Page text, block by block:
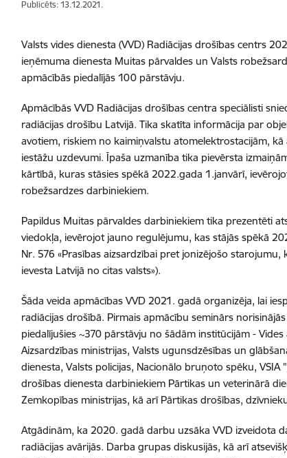
Publicēts: 13.12.2021.
Valsts vides dienesta (VVD) Radiācijas drošības centrs
ieņēmuma dienesta Muitas pārvaldes un Valsts
apmācībās piedalījās 100 pārstāvju.
Apmācībās VVD Radiācijas drošības centra speciālisti
radiācijas drošību Latvijā. Tika skatīta informācija par
avotiem, riskiem no kaimiņvalstu atomelektrostacijām,
iestāžu uzdevumi. Īpaša uzmanība tika pievērsta
kārtībā, kuras stāsies spēkā 2022.gada 1.janvārī,
robežsardzes darbiniekiem.
Papildus Muitas pārvaldes darbiniekiem tika prezentēti
viedokļa, ievērojot jauno regulējumu, kas stājās spēkā
Nr. 576 «Prasības aizsardzībai pret jonizējošo
ievesta Latvijā no citas valsts»).
Šāda veida apmācības VVD 2021. gadā organizēja, lai
radiācijas drošībā. Pirmais apmācību seminārs
piedalījušies ~370 pārstāvju no šādām institūcijām -
Aizsardzības ministrijas, Valsts ugunsdzēsības un
dienesta, Valsts policijas, Nacionālo bruņoto spēku,
drošības dienesta darbiniekiem Pārtikas un veterinārā
Zemkopības ministrijas, kā arī Pārtikas drošības,
Atgādinām, ka 2020. gadā darbu uzsāka VVD izveidota
radiācijas avārijās. Darba grupas diskusijās, kā arī